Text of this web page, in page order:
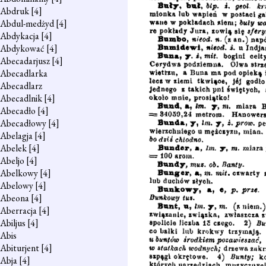
Abdruk[4]
Abdul-medżyd[4]
Abdykacja[4]
Abdykować [4]
Abecadarjusz[4]
Abecadlarka
Abecadlarz
Abecadlnik[4]
Abecadło [4]
Abecadłowy[4]
Abelagja[4]
Abelek[4]
Abeljo [4]
Abelkowy[4]
Abelowy[4]
Abeona[4]
Aberracja[4]
Abiljus [4]
Abis
Abiturjent[4]
Abja[4]